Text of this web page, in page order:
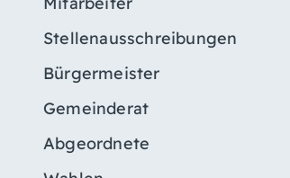
Stellenausschreibungen
Bürgermeister
Gemeinderat
Abgeordnete